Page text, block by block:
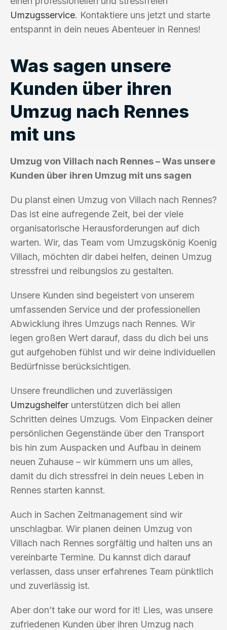
Umzugsservice. Kontaktiere uns jetzt und starte
entspannt in dein neues Abenteuer in Rennes!
Was sagen unsere
Kunden über ihren
Umzug nach Rennes
mit uns
Umzug von Villach nach Rennes – Was unsere
Kunden über ihren Umzug mit uns sagen
Du planst einen Umzug von Villach nach Rennes?
Das ist eine aufregende Zeit, bei der viele
organisatorische Herausforderungen auf dich
warten. Wir, das Team vom Umzugskönig Koenig
Villach, möchten dir dabei helfen, deinen Umzug
stressfrei und reibungslos zu gestalten.
Unsere Kunden sind begeistert von unserem
umfassenden Service und der professionellen
Abwicklung ihres Umzugs nach Rennes. Wir
legen großen Wert darauf, dass du dich bei uns
gut aufgehoben fühlst und wir deine individuellen
Bedürfnisse berücksichtigen.
Unsere freundlichen und zuverlässigen
Umzugshelfer unterstützen dich bei allen
Schritten deines Umzugs. Vom Einpacken deiner
persönlichen Gegenstände über den Transport
bis hin zum Auspacken und Aufbau in deinem
neuen Zuhause – wir kümmern uns um alles,
damit du dich stressfrei in dein neues Leben in
Rennes starten kannst.
Auch in Sachen Zeitmanagement sind wir
unschlagbar. Wir planen deinen Umzug von
Villach nach Rennes sorgfältig und halten uns an
vereinbarte Termine. Du kannst dich darauf
verlassen, dass unser erfahrenes Team pünktlich
und zuverlässig ist.
Aber don’t take our word for it! Lies, was unsere
zufriedenen Kunden über ihren Umzug nach